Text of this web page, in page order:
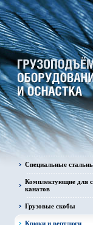
Специальные
Комплектующие для
канатов
Грузовые скобы
Крюки и вертлюги